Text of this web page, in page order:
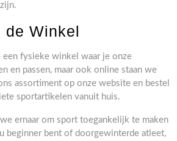
de Winkel
een fysieke winkel waar je onze
en passen, maar ook online staan we
assortiment op onze website en bestel
sportartikelen vanuit huis.
ernaar om sport toegankelijk te maken
beginner bent of doorgewinterde atleet,